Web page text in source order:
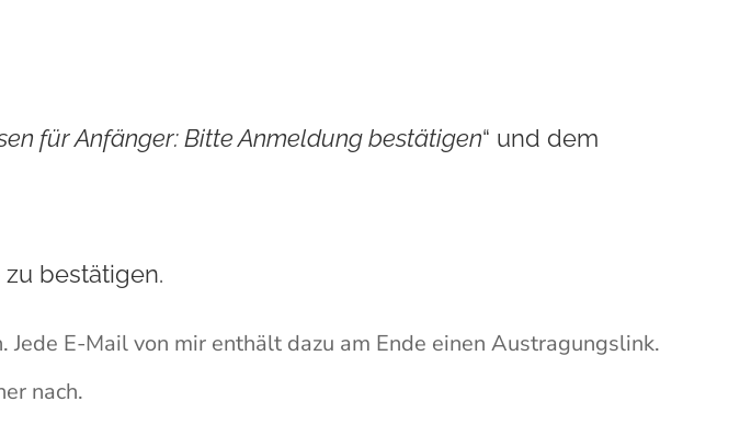
für Anfänger: Bitte Anmeldung bestätigen“ und dem
bestätigen.
E-Mail von mir enthält dazu am Ende einen Austragungslink.
nach.​